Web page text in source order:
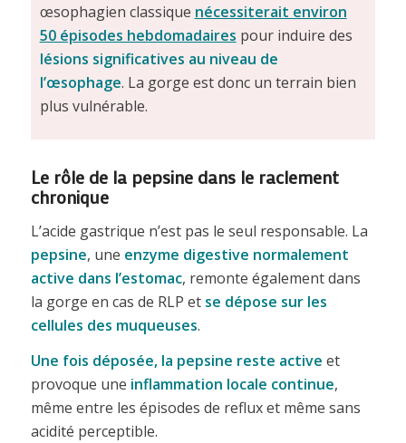
œsophagien classique nécessiterait environ
50 épisodes hebdomadaires pour induire des
lésions significatives au niveau de
l’œsophage. La gorge est donc un terrain bien
plus vulnérable.
Le rôle de la pepsine dans le raclement
chronique
L’acide gastrique n’est pas le seul responsable. La
pepsine, une enzyme digestive normalement
active dans l’estomac, remonte également dans
la gorge en cas de RLP et se dépose sur les
cellules des muqueuses.
Une fois déposée, la pepsine reste active et
provoque une inflammation locale continue,
même entre les épisodes de reflux et même sans
acidité perceptible.